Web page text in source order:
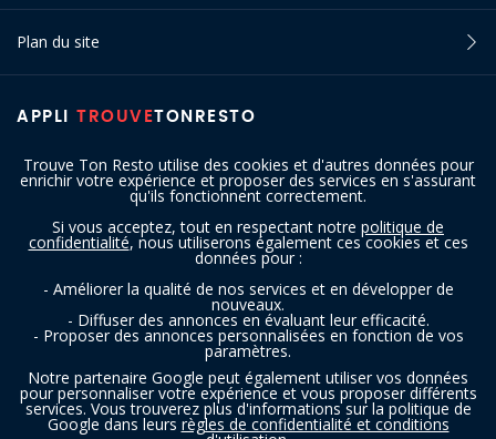
Trouve Ton Resto utilise des cookies et d'autres données pour
enrichir votre expérience et proposer des services en s'assurant
qu'ils fonctionnent correctement.
Si vous acceptez, tout en respectant notre politique de
confidentialité, nous utiliserons également ces cookies et ces
données pour :
- Améliorer la qualité de nos services et en développer de
nouveaux.
- Diffuser des annonces en évaluant leur efficacité.
- Proposer des annonces personnalisées en fonction de vos
paramètres.
Notre partenaire Google peut également utiliser vos données
pour personnaliser votre expérience et vous proposer différents
services. Vous trouverez plus d'informations sur la politique de
Google dans leurs règles de confidentialité et conditions
APPLI TROUVETONRESTO
Plan du site
SUIVEZ-NOUS
Copyright © 2016 - 2026 trouvetonresto.be ‐ Tous droits réservés | JDC